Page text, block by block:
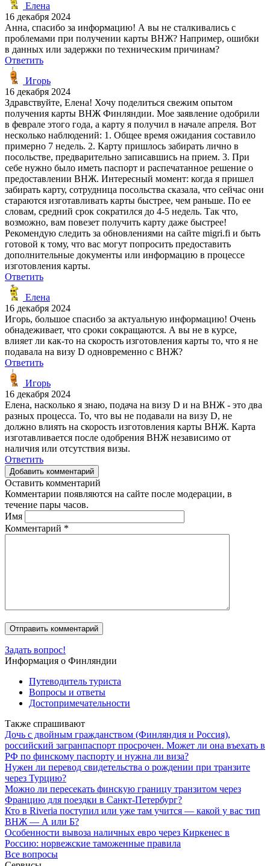
Елена
16 декабря 2024
Анна, спасибо за информацию! А вы не сталкивались с
проблемами при получении карты ВНЖ? Например, ошибки
в данных или задержки по техническим причинам?
Ответить
Игорь
16 декабря 2024
Здравствуйте, Елена! Хочу поделиться свежим опытом
получения карты ВНЖ Финляндии. Мое заявление одобрили
в феврале этого года, а карту я получил в начале апреля. Вот
несколько наблюдений: 1. Общее время ожидания составило
примерно 7 недель. 2. Карту пришлось забирать лично в
посольстве, предварительно записавшись на прием. 3. При
себе нужно было иметь паспорт и распечатанное решение о
предоставлении ВНЖ. Интересный момент: когда я пришел
забирать карту, сотрудница посольства сказала, что сейчас они
стараются изготавливать карты быстрее, чем раньше. По ее
словам, средний срок сократился до 4-5 недель. Так что,
возможно, вам повезет получить карту даже быстрее!
Рекомендую следить за обновлениями на сайте migri.fi и быть
готовой к тому, что вас могут попросить предоставить
дополнительные документы или информацию в процессе
изготовления карты.
Ответить
Елена
16 декабря 2024
Игорь, большое спасибо за актуальную информацию! Очень
обнадеживает, что сроки сокращаются. А вы не в курсе,
влияет ли как-то на скорость изготовления карты то, что я не
подавала на визу D одновременно с ВНЖ?
Ответить
Игорь
16 декабря 2024
Елена, насколько я знаю, подача на визу D и на ВНЖ - это два
разных процесса. То, что вы не подавали на визу D, не
должно влиять на скорость изготовления карты ВНЖ. Карта
изготавливается после одобрения ВНЖ независимо от
наличия или отсутствия визы.
Ответить
Добавить комментарий
Оставить комментарий
Комментарии появляются на сайте после модерации, в
течение пары часов.
Имя
Комментарий *
Задать вопрос!
Информация о Финляндии
Путеводитель туриста
Вопросы и ответы
Достопримечательности
Также спрашивают
Дочь с двойным гражданством (Финляндия и Россия),
российский загранпаспорт просрочен. Может ли она въехать в
РФ по финскому паспорту и нужна ли виза?
Нужен ли перевод свидетельства о рождении при транзите
через Турцию?
Можно ли пересекать финскую границу транзитом через
Францию для поездки в Санкт-Петербург?
Кто в Riveria поступил или уже там учится — какой у вас тип
ВНЖ — А или Б?
Особенности вывоза наличных евро через Киркенес в
Россию: норвежские таможенные правила
Все вопросы